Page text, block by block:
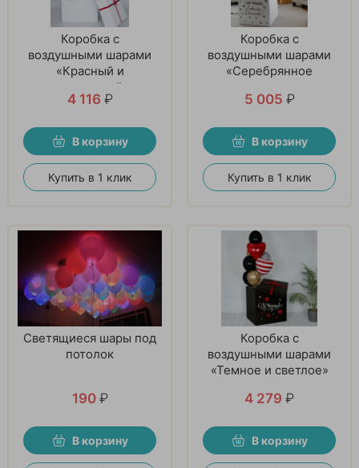
Коробка с
воздушными шарами
«Красный и
прозрачный»
4 116 ₽
В корзину
Купить в 1 клик
Коробка с
воздушными шарами
«Серебрянное
5 005 ₽
В корзину
Купить в 1 клик
Светящиеся шары под
потолок
190 ₽
В корзину
Коробка с
воздушными шарами
«Темное и светлое»
4 279 ₽
В корзину